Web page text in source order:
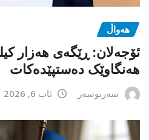
هەواڵ
ئۆجەلان: ڕێگەی هەزار
هەنگاوێک دەستپێدەکات
سەرنوسەر ئاب 6, 2026